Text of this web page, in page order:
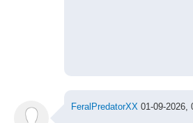
FeralPredatorXX01-09-2026,